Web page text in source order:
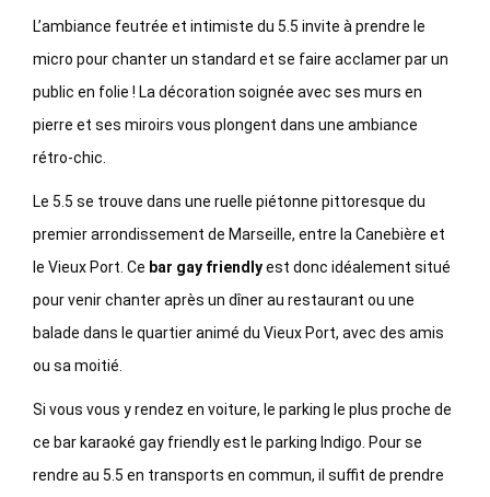
L’ambiance feutrée et intimiste du 5.5 invite à prendre le
micro pour chanter un standard et se faire acclamer par un
public en folie ! La décoration soignée avec ses murs en
pierre et ses miroirs vous plongent dans une ambiance
rétro-chic.
Le 5.5 se trouve dans une ruelle piétonne pittoresque du
premier arrondissement de Marseille, entre la Canebière et
le Vieux Port. Ce bar gay friendlyest donc idéalement situé
pour venir chanter après un dîner au restaurant ou une
balade dans le quartier animé du Vieux Port, avec des amis
ou sa moitié.
Si vous vous y rendez en voiture, le parking le plus proche de
ce bar karaoké gay friendly est le parking Indigo. Pour se
rendre au 5.5 en transports en commun, il suffit de prendre